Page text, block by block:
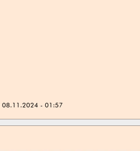
08.11.2024 - 01:57